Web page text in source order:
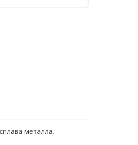
металла.